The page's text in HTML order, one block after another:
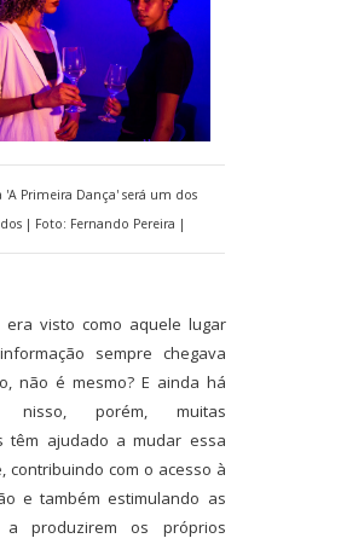
'A Primeira Dança' será um dos
| Foto: Fernando Pereira |
era visto como aquele lugar
sempre chegava
não é mesmo? E ainda há
nisso, porém, muitas
têm ajudado a mudar essa
contribuindo com o acesso à
e também estimulando as
a produzirem os próprios